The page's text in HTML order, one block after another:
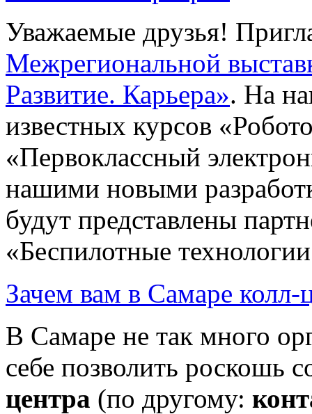
Уважаемые друзья!
Межрегиональной
Развитие. Карьера». На
известных курсов
«Первоклассный
нашими новыми
будут представлены
«Беспилотные
Зачем вам в Самаре колл-
В Самаре не так много
себе позволить роскошь
центра (по другому: